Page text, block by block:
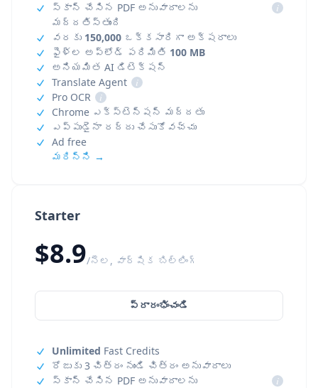
Starter
$8.9/నెల, వార్షిక బిల్లింగ్
ప్రారంభించండి
Unlimited Fast Credits
రోజుకు 3 చిత్రం నుండి చిత్రం అనువాదాలు
స్కాన్ చేసిన PDF అనువాదాలను
i
స్కాన్ చేసిన PDF అనువాదాలను
మద్దతిస్తుంది
i
వరకు 150,000 ఒక్కసారిగా అక్షరాలు
ఫైళ్ల అప్‌లోడ్ పరిమితి 100 MB
అనియమిత AI డిటెక్షన్
Translate Agent
i
Pro OCR
i
Chrome ఎక్స్‌టెన్షన్ మద్దతు
ఎప్పుడైనా రద్దు చేసుకోవచ్చు
Ad free
మరిన్ని →